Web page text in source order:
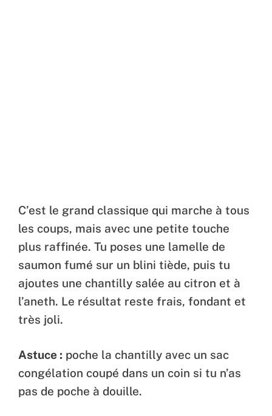
C’est le grand classique qui marche à tous
les coups, mais avec une petite touche
plus raffinée. Tu poses une lamelle de
saumon fumé sur un blini tiède, puis tu
ajoutes une chantilly salée au citron et à
l’aneth. Le résultat reste frais, fondant et
très joli.
Astuce : poche la chantilly avec un sac
congélation coupé dans un coin si tu n’as
pas de poche à douille.